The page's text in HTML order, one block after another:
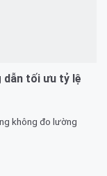
tối ưu tỷ lệ
không đo lường